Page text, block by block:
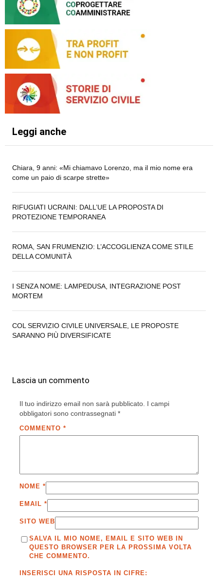
Leggi anche
Chiara, 9 anni: «Mi chiamavo Lorenzo, ma il mio nome era
come un paio di scarpe strette»
RIFUGIATI UCRAINI: DALL’UE LA PROPOSTA DI
PROTEZIONE TEMPORANEA
ROMA, SAN FRUMENZIO: L’ACCOGLIENZA COME STILE
DELLA COMUNITÀ
I SENZA NOME: LAMPEDUSA, INTEGRAZIONE POST
MORTEM
COL SERVIZIO CIVILE UNIVERSALE, LE PROPOSTE
SARANNO PIÙ DIVERSIFICATE
Lascia un commento
Il tuo indirizzo email non sarà pubblicato. I campi
obbligatori sono contrassegnati *
COMMENTO *
NOME *
EMAIL *
SITO WEB
SALVA IL MIO NOME, EMAIL E SITO WEB IN
QUESTO BROWSER PER LA PROSSIMA VOLTA
CHE COMMENTO.
INSERISCI UNA RISPOSTA IN CIFRE: